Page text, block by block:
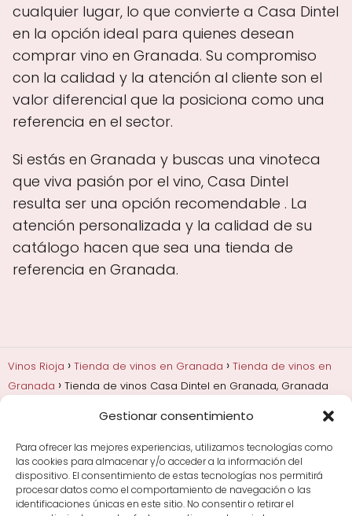
Gestionar consentimiento
Para ofrecer las mejores experiencias, utilizamos tecnologías como
las cookies para almacenar y/o acceder a la información del
dispositivo. El consentimiento de estas tecnologías nos permitirá
procesar datos como el comportamiento de navegación o las
identificaciones únicas en este sitio. No consentir o retirar el
cualquier lugar, lo que convierte a Casa Dintel
en la opción ideal para quienes desean
comprar vino en Granada. Su compromiso
con la calidad y la atención al cliente son el
valor diferencial que la posiciona como una
referencia en el sector.
Si estás en Granada y buscas una vinoteca
que viva pasión por el vino, Casa Dintel
resulta ser una opción recomendable . La
atención personalizada y la calidad de su
catálogo hacen que sea una tienda de
referencia en Granada.
Vinos Rioja Tienda de vinos en Granada
Tienda de vinos en
Granada
Tienda de vinos Casa Dintel en Granada, Granada
Añadas, crianza y guarda
Bodegas y marcas de
Comprar vino
Rioja y guías de regalo
Cultura del vino y
curiosidades
Enoturismo en Rioja